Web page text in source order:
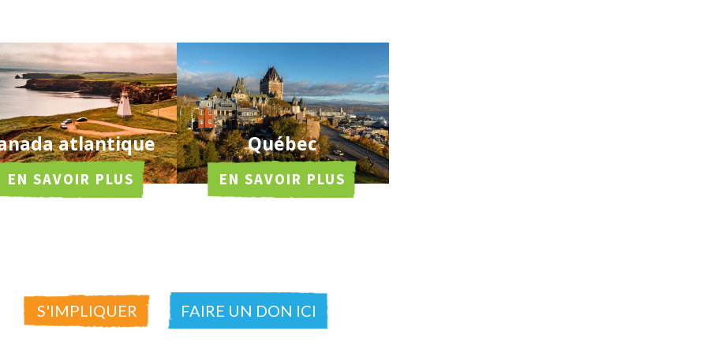
atlantique
EN SAVOIR PLUS
Québec
EN SAVOIR PLUS
S'IMPLIQUER FAIRE UN DON ICI